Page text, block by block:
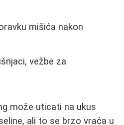
mišića nakon
vežbe za
može uticati na ukus
ali to se brzo vraća u